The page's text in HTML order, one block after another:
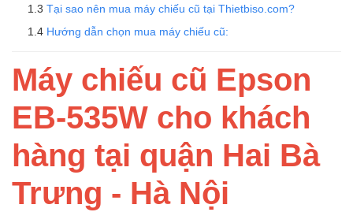
Tại sao nên mua máy chiếu cũ tại Thietbiso.com?
Hướng dẫn chọn mua máy chiếu cũ:
Máy chiếu cũ Epson
EB-535W cho khách
hàng tại quận Hai Bà
Trưng - Hà Nội